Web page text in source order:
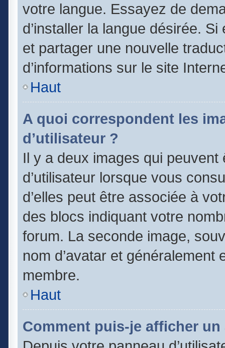
votre langue. Essayez de
d’installer la langue désirée.
et partager une nouvelle
d’informations sur le site
Haut
A quoi correspondent les
d’utilisateur ?
Il y a deux images qui
d’utilisateur lorsque vous
d’elles peut être associée à
des blocs indiquant votre
forum. La seconde image,
nom d’avatar et
membre.
Haut
Comment puis-je afficher un